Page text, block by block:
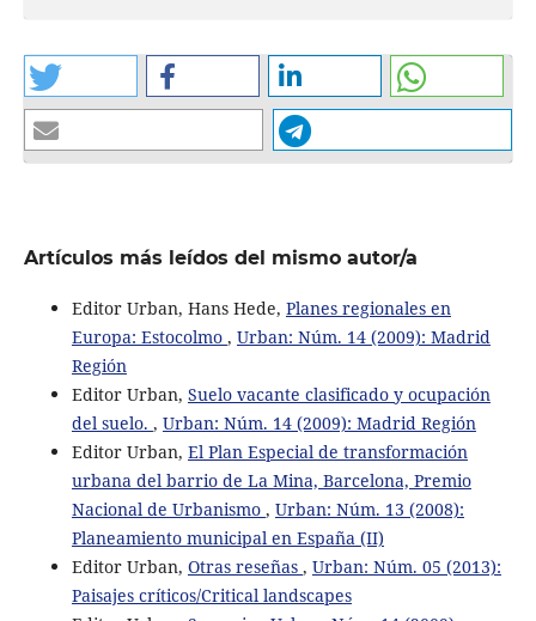
Artículos más leídos del mismo autor/a
Editor Urban, Hans Hede, Planes regionales en
Europa: Estocolmo , Urban: Núm. 14 (2009): Madrid
Región
Editor Urban, Suelo vacante clasificado y ocupación
del suelo. , Urban: Núm. 14 (2009): Madrid Región
Editor Urban, El Plan Especial de transformación
urbana del barrio de La Mina, Barcelona, Premio
Nacional de Urbanismo , Urban: Núm. 13 (2008):
Planeamiento municipal en España (II)
Editor Urban, Otras reseñas , Urban: Núm. 05 (2013):
Paisajes críticos/Critical landscapes